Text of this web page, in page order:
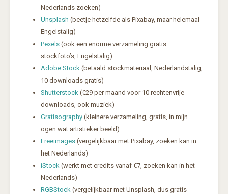
Nederlands zoeken)
Unsplash (beetje hetzelfde als Pixabay, maar helemaal
Engelstalig)
Pexels (ook een enorme verzameling gratis
stockfoto’s, Engelstalig)
Adobe Stock (betaald stockmateriaal, Nederlandstalig,
10 downloads gratis)
Shutterstock (€29 per maand voor 10 rechtenvrije
downloads, ook muziek)
Gratisography (kleinere verzameling, gratis, in mijn
ogen wat artistieker beeld)
Freeimages (vergelijkbaar met Pixabay, zoeken kan in
het Nederlands)
iStock (werkt met credits vanaf €7, zoeken kan in het
Nederlands)
RGBStock (vergelijkbaar met Unsplash, dus gratis